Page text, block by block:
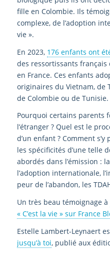
fille en Colombie. Ils
complexe, de l’adoption
vie ».
En 2023, 176 enfants ont
des ressortissants
en France. Ces enfants
originaires du Vietnam, de
de Colombie ou de Tunisie.
Pourquoi certains parents
l’étranger ? Quel est le
d’un enfant ? Comment
les spécificités d’une telle
abordés dans l’émission :
l’adoption internationale,
peur de l’abandon, les
Un très beau témoignage à
« C’est la vie » sur France
Estelle Lambert-Leynaert
jusqu’à toi, publié aux